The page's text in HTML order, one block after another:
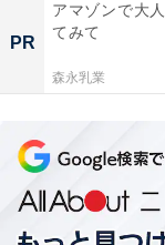
PR
アマゾンで大
てみて
森永乳業